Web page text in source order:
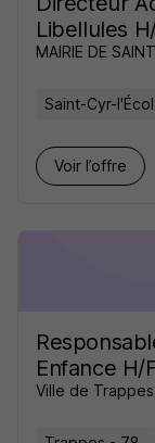
Libellules
MAIRIE DE
Saint-Cyr-
Voir l’offre
Enfance H/
Ville de Trappes